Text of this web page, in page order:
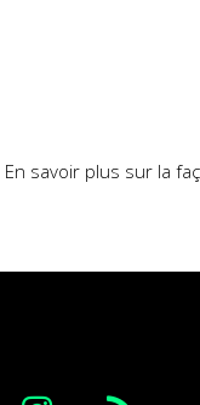
En savoir plus sur la